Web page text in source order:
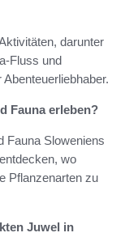
darunter
Fluss und
Fauna erleben?
Fauna Sloweniens
wo
Pflanzenarten zu
Juwel in